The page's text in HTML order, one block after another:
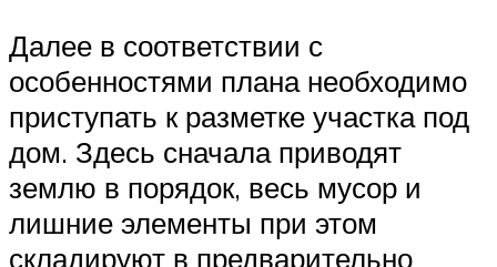
Далее в соответствии с
особенностями плана необходимо
приступать к разметке участка под
дом. Здесь сначала приводят
землю в порядок, весь мусор и
лишние элементы при этом
складируют в предварительно